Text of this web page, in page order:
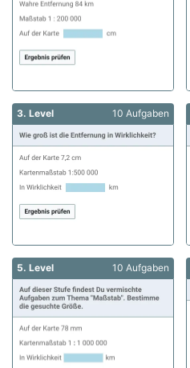
3. Level 10 Aufgaben
5. Level 10 Aufgaben